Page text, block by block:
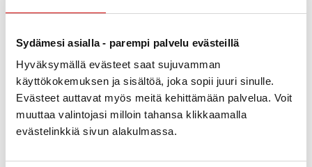
Sydämesi asialla - parempi palvelu evästeillä
Hyväksymällä evästeet saat sujuvamman
käyttökokemuksen ja sisältöä, joka sopii juuri sinulle.
Evästeet auttavat myös meitä kehittämään palvelua. Voit
muuttaa valintojasi milloin tahansa klikkaamalla
evästelinkkiä sivun alakulmassa.
Tietoa sydänsairauksista helposti